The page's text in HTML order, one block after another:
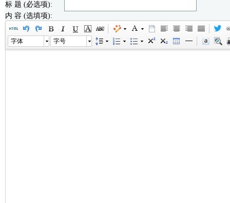
标 题 (必选项):
内 容 (选填项):
字体 字号